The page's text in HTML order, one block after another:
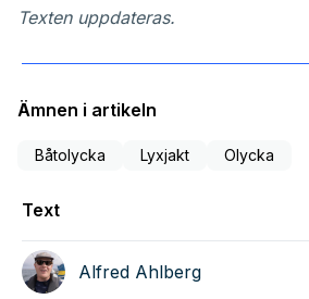
Texten uppdateras.
Ämnen i artikeln
Båtolycka Lyxjakt Olycka
Text
Alfred Ahlberg